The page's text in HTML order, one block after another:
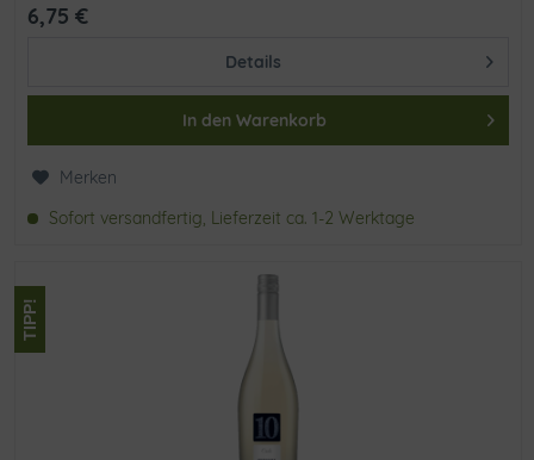
6,75 €
Details
In den Warenkorb
Merken
Sofort versandfertig, Lieferzeit ca. 1-2 Werktage
TIPP!